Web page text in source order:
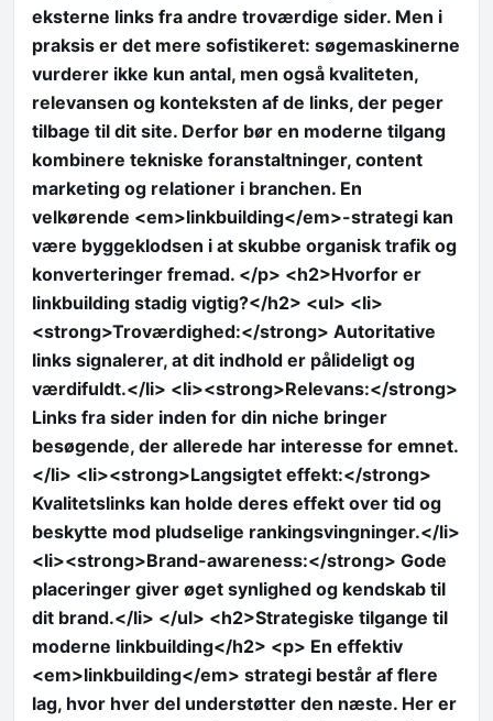
eksterne links fra andre troværdige sider. Men i
praksis er det mere sofistikeret: søgemaskinerne
vurderer ikke kun antal, men også kvaliteten,
relevansen og konteksten af de links, der peger
tilbage til dit site. Derfor bør en moderne tilgang
kombinere tekniske foranstaltninger, content
marketing og relationer i branchen. En
velkørende <em>linkbuilding</em>-strategi kan
være byggeklodsen i at skubbe organisk trafik og
konverteringer fremad. </p> <h2>Hvorfor er
linkbuilding stadig vigtig?</h2> <ul> <li>
<strong>Troværdighed:</strong> Autoritative
links signalerer, at dit indhold er pålideligt og
værdifuldt.</li> <li><strong>Relevans:</strong>
Links fra sider inden for din niche bringer
besøgende, der allerede har interesse for emnet.
</li> <li><strong>Langsigtet effekt:</strong>
Kvalitetslinks kan holde deres effekt over tid og
beskytte mod pludselige rankingsvingninger.</li>
<li><strong>Brand-awareness:</strong> Gode
placeringer giver øget synlighed og kendskab til
dit brand.</li> </ul> <h2>Strategiske tilgange til
moderne linkbuilding</h2> <p> En effektiv
<em>linkbuilding</em> strategi består af flere
lag, hvor hver del understøtter den næste. Her er